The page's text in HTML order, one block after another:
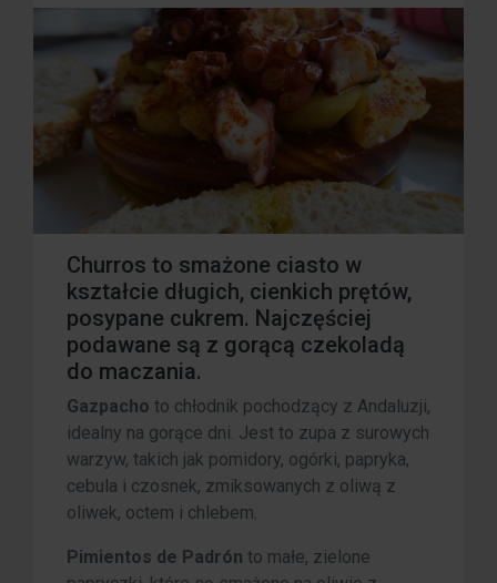
Churros to smażone ciasto w
kształcie długich, cienkich prętów,
posypane cukrem. Najczęściej
podawane są z gorącą czekoladą
do maczania.
Gazpacho to chłodnik pochodzący z Andaluzji,
idealny na gorące dni. Jest to zupa z surowych
warzyw, takich jak pomidory, ogórki, papryka,
cebula i czosnek, zmiksowanych z oliwą z
oliwek, octem i chlebem.
Pimientos de Padrón to małe, zielone